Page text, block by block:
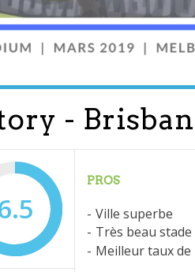
-
PROS
Ville superbe
Très beau
Meilleur taux de